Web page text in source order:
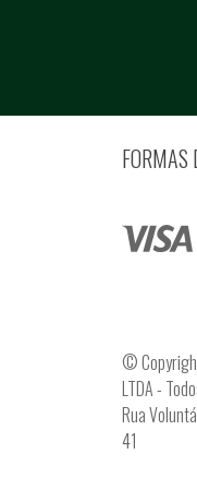
FORMAS
©
LTDA -
Rua
41